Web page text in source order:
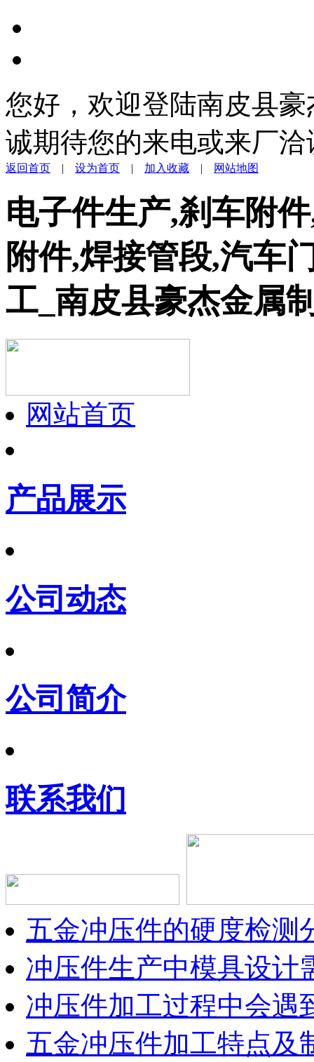
您好，欢迎登陆南皮县
诚期待您的来电或来厂洽
返回首页 | 设为首页 | 加入收藏 | 网站地图
电子件生产,刹车附
附件,焊接管段,汽车
工_南皮县豪杰金属
网站首页
产品展示
公司动态
公司简介
联系我们
五金冲压件的硬度检测
冲压件生产中模具设计
冲压件加工过程中会遇
五金冲压件加工特点及